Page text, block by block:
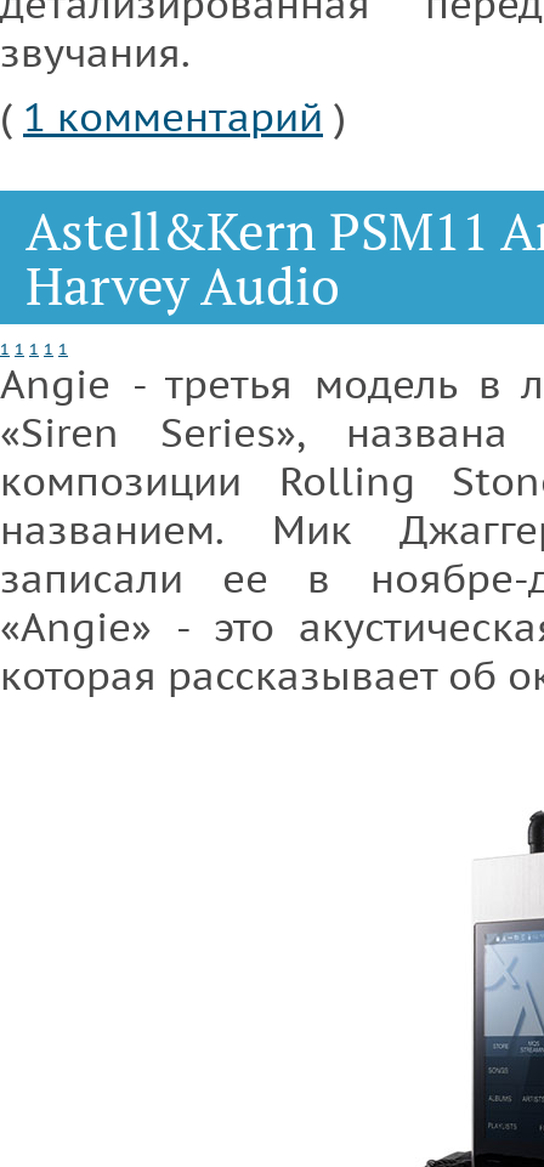
звучания.
( 1 комментарий )
Astell&Kern PSM11
Harvey Audio
1 1 1 1 1
Angie - третья модель в
«Siren Series», названа
композиции Rolling
названием. Мик
записали ее в ноябре-
«Angie» - это
которая рассказывает об